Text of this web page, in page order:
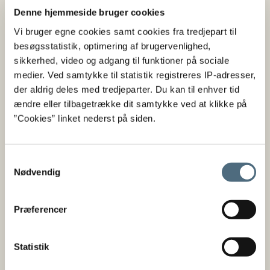
Denne hjemmeside bruger cookies
Vi bruger egne cookies samt cookies fra tredjepart til
besøgsstatistik, optimering af brugervenlighed,
sikkerhed, video og adgang til funktioner på sociale
medier. Ved samtykke til statistik registreres IP-adresser,
der aldrig deles med tredjeparter. Du kan til enhver tid
ændre eller tilbagetrække dit samtykke ved at klikke på
”Cookies” linket nederst på siden.
Nødvendig
Præferencer
Statistik
kaldes også for kartoffelål, har været en kendt siden
1928. Angreb af kartoffelcystenematoder sker i
jorden og kan ses på kartoffelplanterne ved, at
planternes top ændrer farve og vokser
langsommere, hvilket fører til et kraftigt udbytte
fald. Over tid vil der dannes små hvide cyster på
planternes rødder, der senere løsriver sig og skifter
farve fra først en gul eller rød farve og til sidst en
nye nematoder, som de små orme kaldes, kan
overleve i jorden i mellem 10 til 20 år, og kan derfor
medføre angreb på en kartoffelmark i mange år. Der
dog findes der bl.a. resistente kartoffelsorter, som